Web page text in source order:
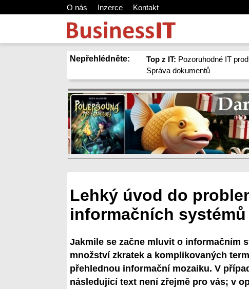
O nás Inzerce Kontakt
Nepřehlédněte: Top z IT: Pozoruhodné IT
Správa dokumentů
Lehký úvod do
informačních systémů
Jakmile se začne mluvit o informačním
množství zkratek a komplikovaných
přehlednou informační mozaiku. V
následující text není zřejmě pro vás; v